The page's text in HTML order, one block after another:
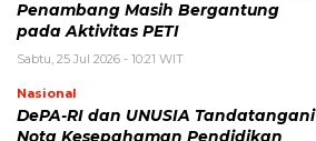
Penambang Masih Bergantung
pada Aktivitas PETI
Sabtu, 25 Jul 2026 - 10:21 WIT
Nasional
DePA-RI dan UNUSIA Tandatangani
Nota Kesepahaman Pendidikan